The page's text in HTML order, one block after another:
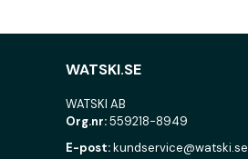
WATSKI.SE
WATSKI AB
Org.nr:559218-8949
E-post:kundservice@watski.se